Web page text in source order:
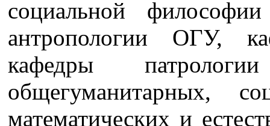
социальной
антропологии ОГУ,
кафедры
общегуманитарных,
математических и